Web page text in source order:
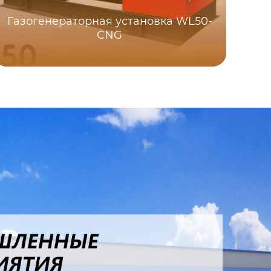
Газогенераторная установка WL50-
CNG